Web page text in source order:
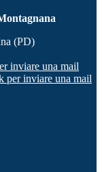
(PD)
inviare una mail
per inviare una mail